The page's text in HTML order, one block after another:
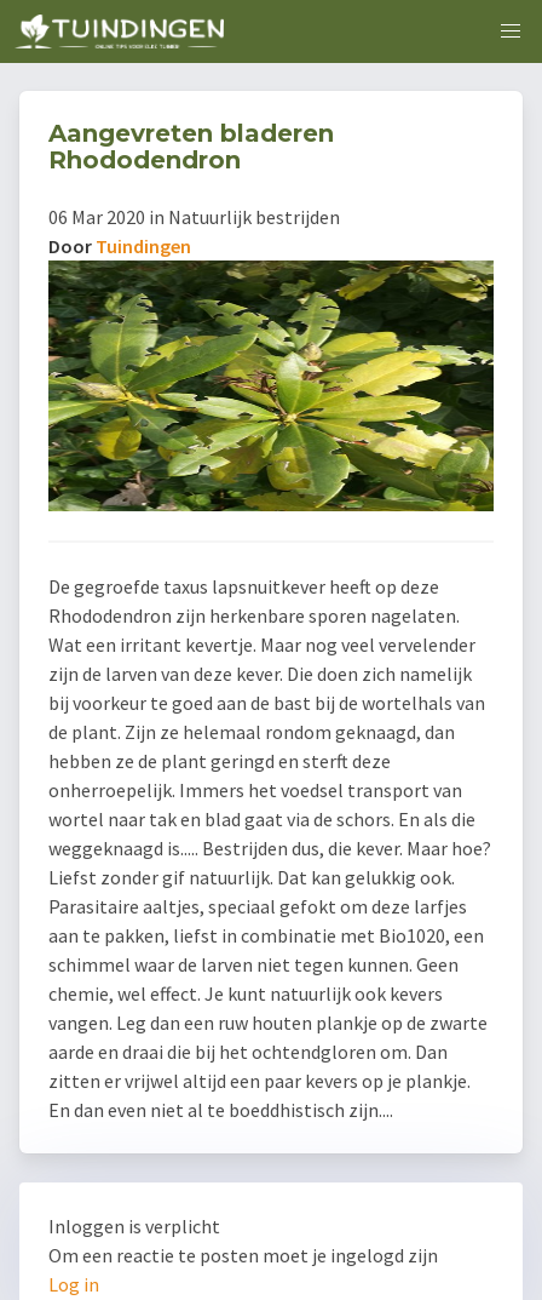
Aangevreten bladeren
Rhododendron
06 Mar 2020 in Natuurlijk bestrijden
Door Tuindingen
De gegroefde taxus lapsnuitkever heeft op deze
Rhododendron zijn herkenbare sporen nagelaten.
Wat een irritant kevertje. Maar nog veel vervelender
zijn de larven van deze kever. Die doen zich namelijk
bij voorkeur te goed aan de bast bij de wortelhals van
de plant. Zijn ze helemaal rondom geknaagd, dan
hebben ze de plant geringd en sterft deze
onherroepelijk. Immers het voedsel transport van
wortel naar tak en blad gaat via de schors. En als die
weggeknaagd is..... Bestrijden dus, die kever. Maar hoe?
Liefst zonder gif natuurlijk. Dat kan gelukkig ook.
Parasitaire aaltjes, speciaal gefokt om deze larfjes
aan te pakken, liefst in combinatie met Bio1020, een
schimmel waar de larven niet tegen kunnen. Geen
chemie, wel effect. Je kunt natuurlijk ook kevers
vangen. Leg dan een ruw houten plankje op de zwarte
aarde en draai die bij het ochtendgloren om. Dan
zitten er vrijwel altijd een paar kevers op je plankje.
En dan even niet al te boeddhistisch zijn....
Inloggen is verplicht
Om een reactie te posten moet je ingelogd zijn
Log in